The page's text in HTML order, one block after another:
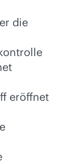
die
eröffnet